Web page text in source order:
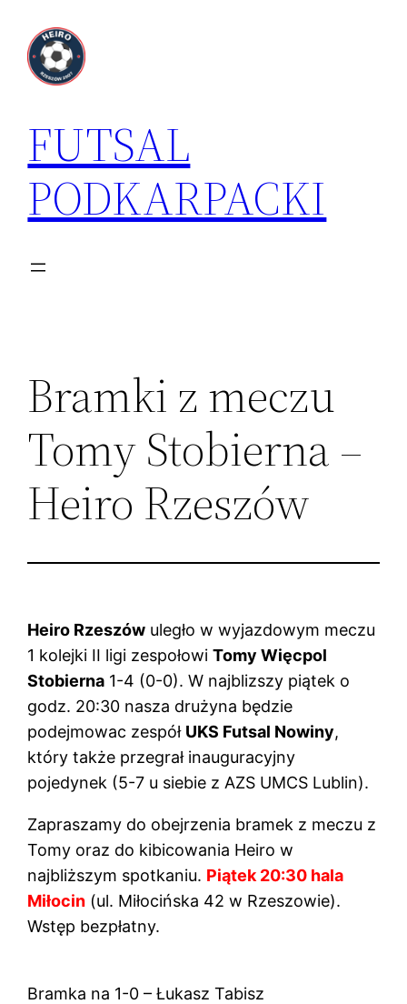
treści
FUTSAL
PODKARPACKI
Bramki z meczu
Tomy Stobierna –
Heiro Rzeszów
Heiro Rzeszów uległo w wyjazdowym meczu
1 kolejki II ligi zespołowiTomy Więcpol
Stobierna 1-4 (0-0). W najblizszy piątek o
godz. 20:30 nasza drużyna będzie
podejmowac zespół UKS Futsal Nowiny,
który także przegrał inauguracyjny
pojedynek (5-7 u siebie z AZS UMCS Lublin).
Zapraszamy do obejrzenia bramek z meczu z
Tomy oraz do kibicowania Heiro w
najbliższym spotkaniu. Piątek 20:30 hala
Miłocin (ul. Miłocińska 42 w Rzeszowie).
Wstęp bezpłatny.
Bramka na 1-0 – Łukasz Tabisz